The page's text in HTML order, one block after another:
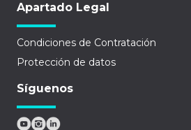
Apartado Legal
Condiciones de Contratación
Protección de datos
Síguenos